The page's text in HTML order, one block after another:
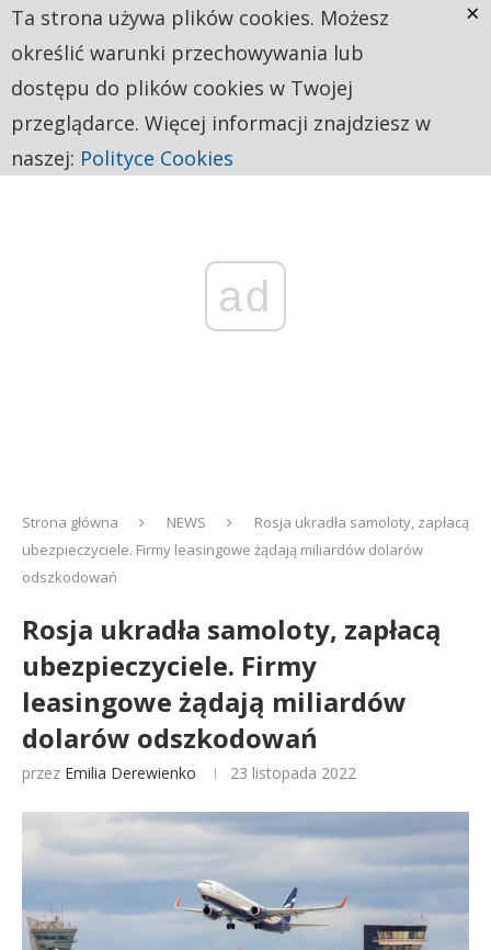
ad
Strona główna NEWS
Rosja ukradła samoloty, zapłacą
ubezpieczyciele. Firmy leasingowe żądają miliardów dolarów
odszkodowań
Rosja ukradła samoloty, zapłacą
ubezpieczyciele. Firmy
leasingowe żądają miliardów
dolarów odszkodowań
przez Emilia Derewienko 23 listopada 2022
Ta strona używa plików cookies. Możesz
określić warunki przechowywania lub
dostępu do plików cookies w Twojej
przeglądarce. Więcej informacji znajdziesz w
naszej: Polityce Cookies
×